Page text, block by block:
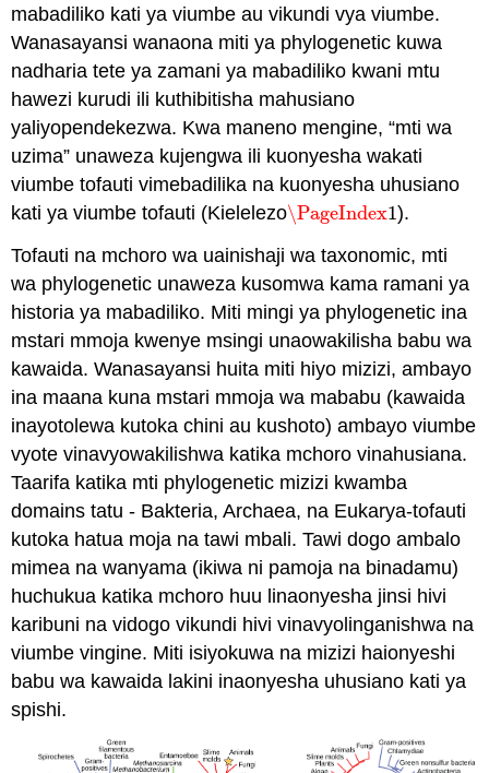
mabadiliko kati ya viumbe au vikundi vya viumbe.
Wanasayansi wanaona miti ya phylogenetic kuwa
nadharia tete ya zamani ya mabadiliko kwani mtu
hawezi kurudi ili kuthibitisha mahusiano
yaliyopendekezwa. Kwa maneno mengine, “mti wa
uzima” unaweza kujengwa ili kuonyesha wakati
viumbe tofauti vimebadilika na kuonyesha uhusiano
kati ya viumbe tofauti (Kielelezo\PageIndex1
\PageIndex1).
Tofauti na mchoro wa uainishaji wa taxonomic, mti
wa phylogenetic unaweza kusomwa kama ramani ya
historia ya mabadiliko. Miti mingi ya phylogenetic ina
mstari mmoja kwenye msingi unaowakilisha babu wa
kawaida. Wanasayansi huita miti hiyo mizizi, ambayo
ina maana kuna mstari mmoja wa mababu (kawaida
inayotolewa kutoka chini au kushoto) ambayo viumbe
vyote vinavyowakilishwa katika mchoro vinahusiana.
Taarifa katika mti phylogenetic mizizi kwamba
domains tatu - Bakteria, Archaea, na Eukarya-tofauti
kutoka hatua moja na tawi mbali. Tawi dogo ambalo
mimea na wanyama (ikiwa ni pamoja na binadamu)
huchukua katika mchoro huu linaonyesha jinsi hivi
karibuni na vidogo vikundi hivi vinavyolinganishwa na
viumbe vingine. Miti isiyokuwa na mizizi haionyeshi
babu wa kawaida lakini inaonyesha uhusiano kati ya
spishi.